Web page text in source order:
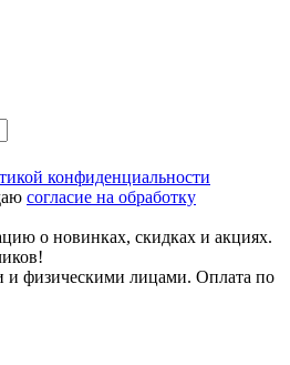
конфиденциальности
согласие на обработку
о новинках, скидках и акциях.
и физическими лицами. Оплата по